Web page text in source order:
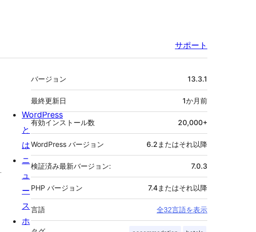
サポート
メ
タ
バージョン 13.3.1
最終更新日 1か月前
有効インストール数 20,000+
WordPress バージョン 6.2またはそれ以降
検証済み最新バージョン: 7.0.3
PHP バージョン 7.4またはそれ以降
言語 全32言語を表示
WordPress
と
は
ニ
ュ
ー
ス
ホ